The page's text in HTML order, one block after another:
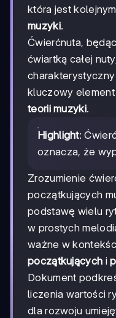
która jest
muzyki.
Ćwierćnuta,
ćwiartką całej
kluczowy
teorii muzyki.
Highlight:
oznacza, że
Zrozumienie
początkujących
podstawę wielu
w prostych
ważne w
początkujących i
Dokument
liczenia wartości
dla rozwoju